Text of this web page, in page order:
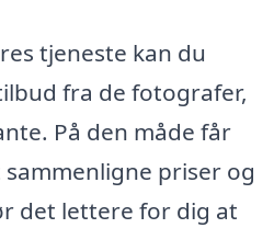
tjeneste kan du
fra de fotografer,
På den måde får
priser og
det lettere for dig at